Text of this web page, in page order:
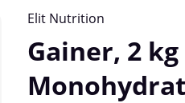
Elit Nutrition
Gainer, 2